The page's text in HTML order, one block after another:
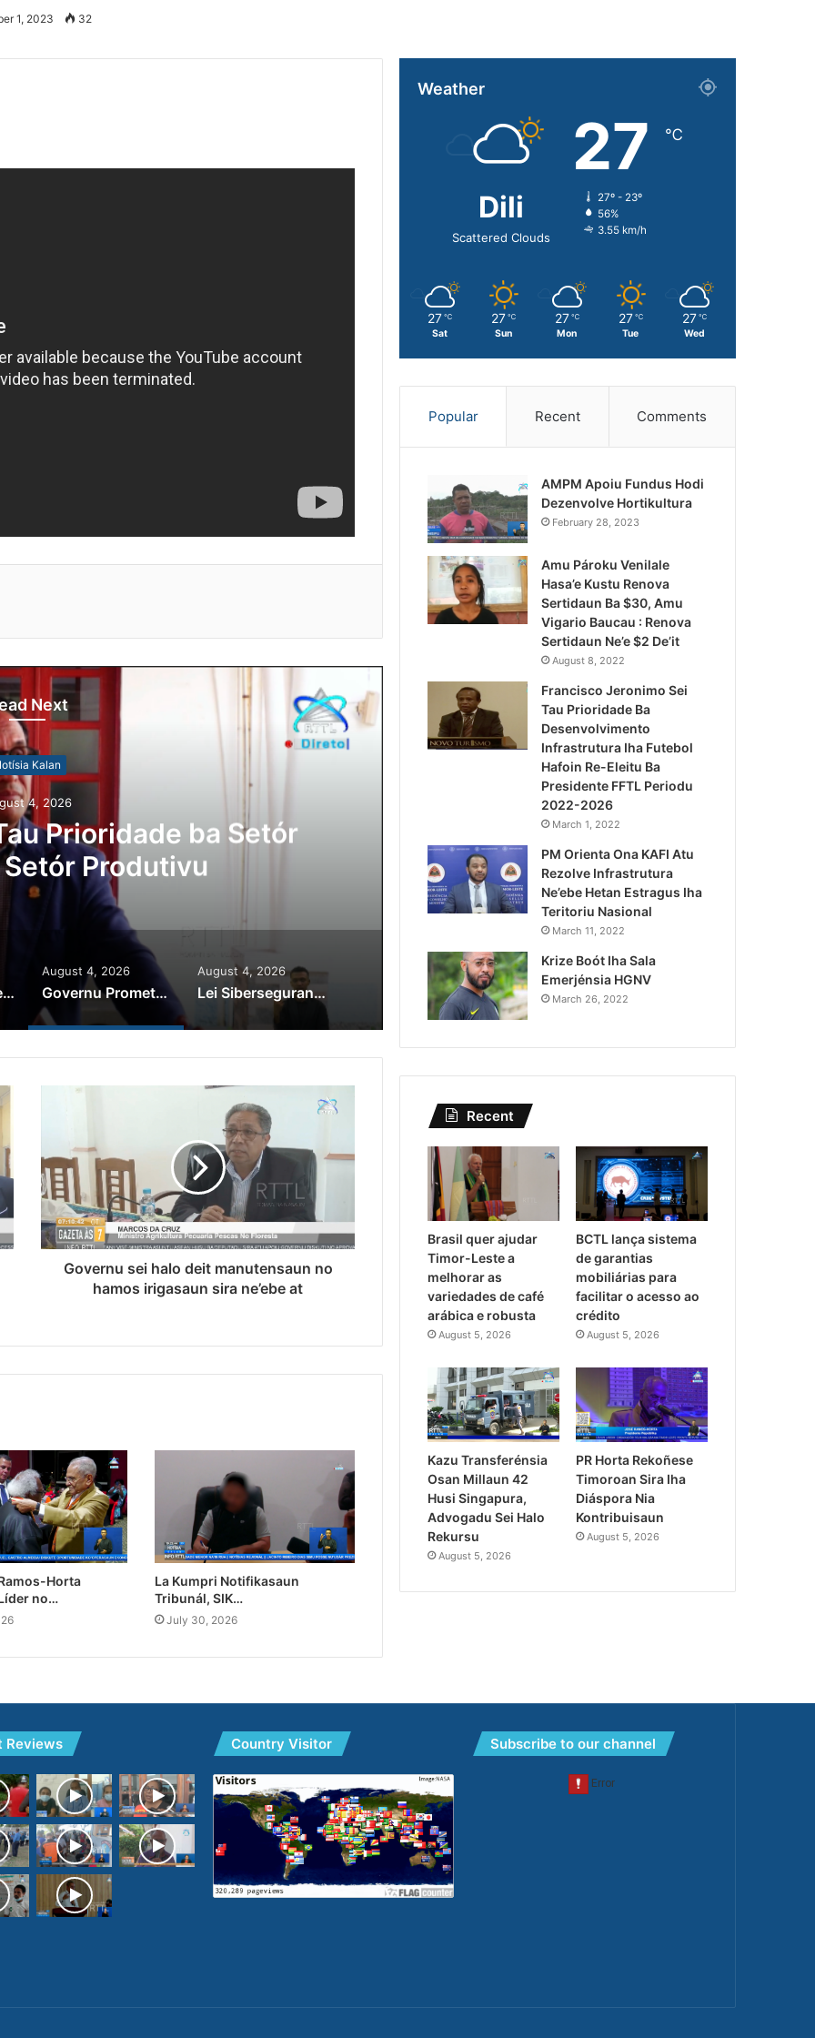
1, 2023 32
Next
Siberseguransa Ajuda Autoridade Polisiál
Kaptura Autór Kriminozu ho Paradeiru Iha
Estranjeiru
PR Horta Rekoñese Timoroan Sira Iha Diáspora Nia Kontribuisaun
August 4, 2026
Governu Promete Tau Prioridade ba Setór Minerais no Setór Produtivu
August 4, 2026
Lei Siberseguransa Ajuda Autoridade Polisiál Kaptura Autór Kriminozu ho Paradeiru Iha Estranjeiru
Governu sei halo deit manutensaun no
hamos irigasaun sira ne’ebe at
Horta
no…
La Kumpri Notifikasaun
Tribunál, SIK…
July 30, 2026
Weather
Dili
Scattered Clouds
27 ℃
27º - 23º
56%
3.55 km/h
27 ℃
Sat
27 ℃
Sun
27 ℃
Mon
27 ℃
Tue
27 ℃
Wed
Popular Recent Comments
AMPM Apoiu Fundus Hodi
Dezenvolve Hortikultura
February 28, 2023
Amu Pároku Venilale
Hasa’e Kustu Renova
Sertidaun Ba $30, Amu
Vigario Baucau : Renova
Sertidaun Ne’e $2 De’it
August 8, 2022
Francisco Jeronimo Sei
Tau Prioridade Ba
Desenvolvimento
Infrastrutura Iha Futebol
Hafoin Re-Eleitu Ba
Presidente FFTL Periodu
2022-2026
March 1, 2022
PM Orienta Ona KAFI Atu
Rezolve Infrastrutura
Ne’ebe Hetan Estragus Iha
Teritoriu Nasional
March 11, 2022
Krize Boót Iha Sala
Emerjénsia HGNV
March 26, 2022
Recent
Brasil quer ajudar
Timor-Leste a
melhorar as
variedades de café
arábica e robusta
August 5, 2026
BCTL lança sistema
de garantias
mobiliárias para
facilitar o acesso ao
crédito
August 5, 2026
Kazu Transferénsia
Osan Millaun 42
Husi Singapura,
Advogadu Sei Halo
Rekursu
August 5, 2026
PR Horta Rekoñese
Timoroan Sira Iha
Diáspora Nia
Kontribuisaun
August 5, 2026
Reviews Country Visitor Subscribe to our channel